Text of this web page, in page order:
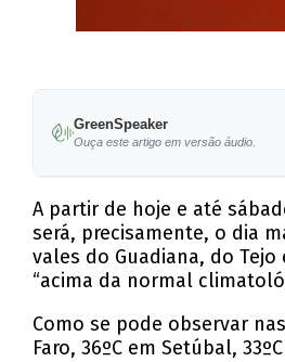
GreenSpeaker
Ouça este artigo em versão áudio.
A partir de hoje e até
será, precisamente, o dia
vales do Guadiana, do
“acima da normal
Como se pode observar
Faro, 36ºC em Setúbal,